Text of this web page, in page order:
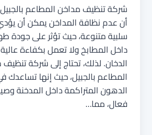
شركة تنظيف مداخن المطاعم
أن عدم نظافة المداخن يمكن أن يؤدي
سلبية متنوعة، حيث تؤثر على جودة
داخل المطابخ ولا تعمل بكفاءة
الدخان. لذلك، تحتاج إلى شركة
المطاعم بالجبيل، حيث إنها
الدهون المتراكمة داخل المدخنة
فعال، مما…